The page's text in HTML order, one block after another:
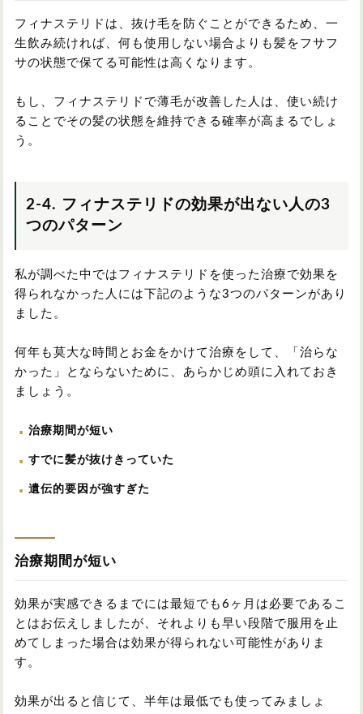
フィナステリドは、抜け毛を防ぐことができるため、一
生飲み続ければ、何も使用しない場合よりも髪をフサフ
サの状態で保てる可能性は高くなります。
もし、フィナステリドで薄毛が改善した人は、使い続け
ることでその髪の状態を維持できる確率が高まるでしょ
う。
2-4. フィナステリドの効果が出ない人の3
つのパターン
私が調べた中ではフィナステリドを使った治療で効果を
得られなかった人には下記のような3つのパターンがあり
ました。
何年も莫大な時間とお金をかけて治療をして、「治らな
かった」とならないために、あらかじめ頭に入れておき
ましょう。
治療期間が短い
すでに髪が抜けきっていた
遺伝的要因が強すぎた
治療期間が短い
効果が実感できるまでには最短でも6ヶ月は必要であるこ
とはお伝えしましたが、それよりも早い段階で服用を止
めてしまった場合は効果が得られない可能性がありま
す。
効果が出ると信じて、半年は最低でも使ってみましょ